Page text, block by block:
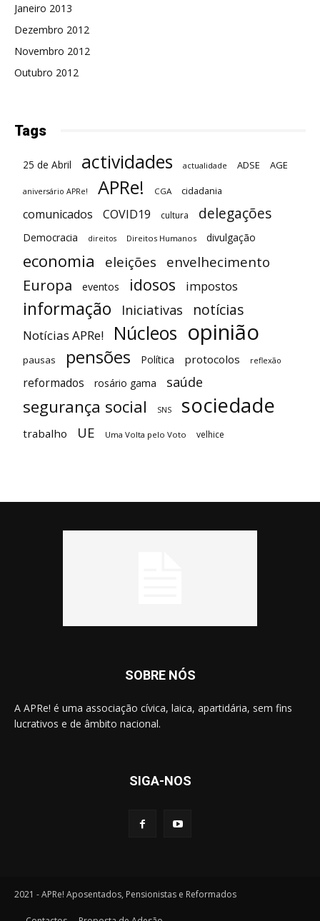
Janeiro 2013
Dezembro 2012
Novembro 2012
Outubro 2012
Tags
25 de Abril actividades actualidade ADSE AGE
aniversário APRe! APRe! CGA cidadania
comunicados COVID19 cultura delegações
Democracia direitos Direitos Humanos divulgação
economia eleições envelhecimento
Europa eventos idosos impostos
informação Iniciativas notícias
Notícias APRe! Núcleos opinião
pausas pensões Política protocolos reflexão
reformados rosário gama saúde
segurança social SNS sociedade
trabalho UE Uma Volta pelo Voto velhice
SOBRE NÓS
A APRe! é uma associação cívica, laica, apartidária, sem fins
lucrativos e de âmbito nacional.
SIGA-NOS
2021 - APRe! Aposentados, Pensionistas e Reformados